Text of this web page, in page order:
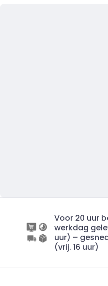
Voor 20 uur
werkdag
uur) –
(vrij. 16 uur)